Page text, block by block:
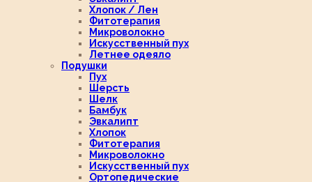
Хлопок / Лен
Фитотерапия
Микроволокно
Искусственный пух
Летнее одеяло
Подушки
Пух
Шерсть
Шелк
Бамбук
Эвкалипт
Хлопок
Фитотерапия
Микроволокно
Искусственный пух
Ортопедические